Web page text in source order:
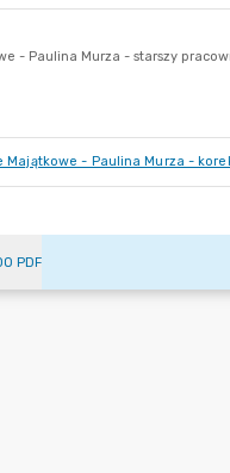
Majątkowe - Paulina Murza -
PDF